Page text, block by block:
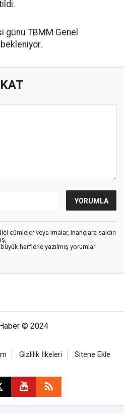
günü TBMM Genel
cümleler veya imalar, inançlara saldırı
harflerle yazılmış yorumlar
© 2024
Gizlilik İlkeleri Sitene Ekle